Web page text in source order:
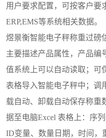
用户要求配置，可按客户要
ERP,EMS等系统相关数据。
煜景衡智能电子秤称重过磅
主要描述产品属性，产品编
值系统上可以自动读取；可
表格导入智能电子秤中；调
载自动、卸载自动保存称重
据至电脑Excel 表格上：序
ID变量、数量日期，时间，